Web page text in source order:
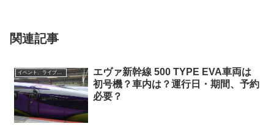
関連記事
イベント、ライブ最新情報
エヴァ新幹線 500 TYPE EVA車両は
初号機？車内は？運行日・期間、予約
必要？